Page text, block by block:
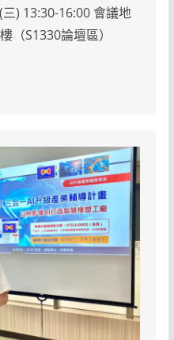
) 13:30-16:00 會議地
（S1330論壇區）